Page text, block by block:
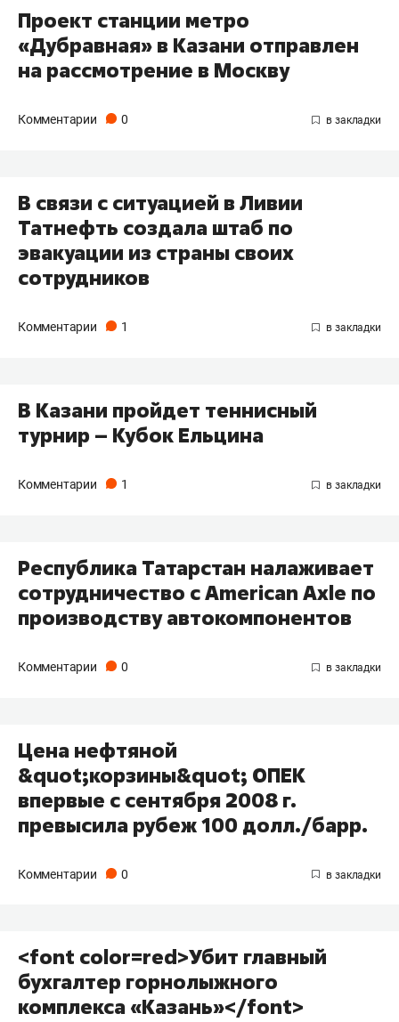
Проект станции метро
«Дубравная» в Казани отправлен
на рассмотрение в Москву
Комментарии 0
В связи с ситуацией в Ливии
Татнефть создала штаб по
эвакуации из страны своих
сотрудников
Комментарии 1
В Казани пройдет теннисный
турнир – Кубок Ельцина
Комментарии 1
Республика Татарстан налаживает
сотрудничество с American Axle по
производству автокомпонентов
Комментарии 0
Цена нефтяной
&quot;корзины&quot; ОПЕК
впервые с сентября 2008 г.
превысила рубеж 100 долл./барр.
Комментарии 0
<font color=red>Убит главный
бухгалтер горнолыжного
комплекса «Казань»</font>